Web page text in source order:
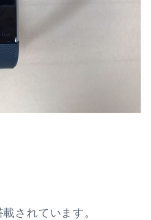
されています。